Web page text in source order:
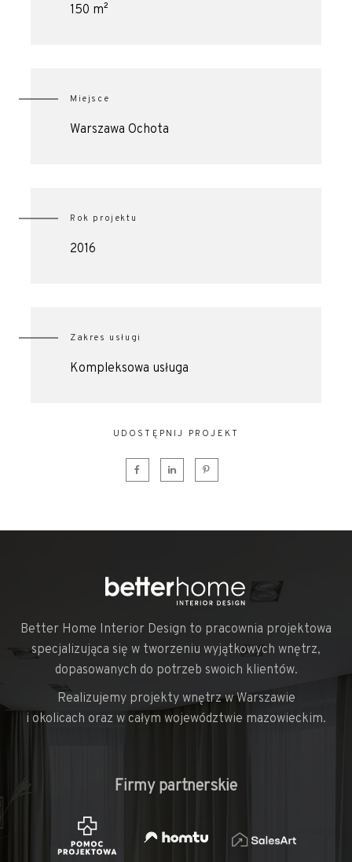
150 m²
Miejsce
Warszawa Ochota
Rok projektu
2016
Zakres usługi
Kompleksowa usługa
UDOSTĘPNIJ PROJEKT
Better Home Interior Design to pracownia projektowa
specjalizująca się w tworzeniu wyjątkowych wnętrz,
dopasowanych do potrzeb swoich klientów.
Realizujemy projekty wnętrz w Warszawie
i okolicach oraz w całym województwie mazowieckim.
Firmy partnerskie